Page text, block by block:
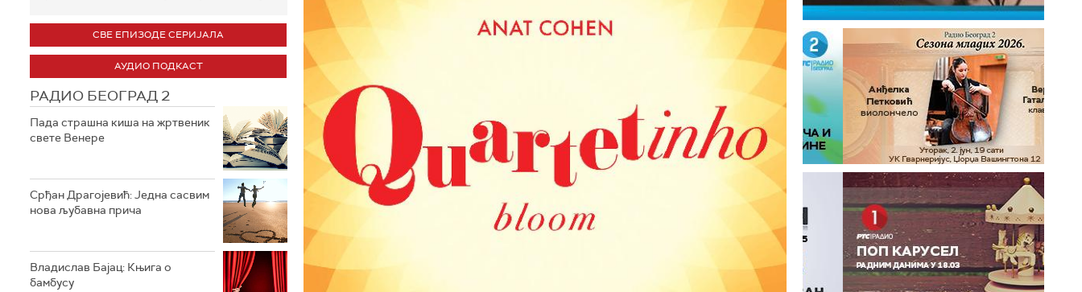
СВЕ ЕПИЗОДЕ СЕРИЈАЛА
АУДИО ПОДКАСТ
РАДИО БЕОГРАД 2
Пада страшна киша на жртвеник
свете Венере
Срђан Драгојевић: Једна сасвим
нова љубавна прича
Владислав Бајац: Књига о
бамбусу